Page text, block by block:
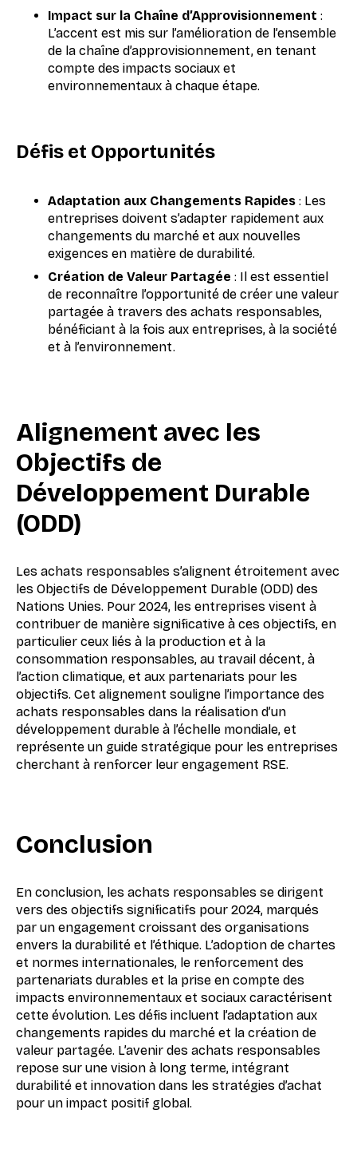
Impact sur la Chaîne d’Approvisionnement :
L’accent est mis sur l’amélioration de l’ensemble
de la chaîne d’approvisionnement, en tenant
compte des impacts sociaux et
environnementaux à chaque étape.
Défis et Opportunités
Adaptation aux Changements Rapides : Les
entreprises doivent s’adapter rapidement aux
changements du marché et aux nouvelles
exigences en matière de durabilité.
Création de Valeur Partagée : Il est essentiel
de reconnaître l’opportunité de créer une valeur
partagée à travers des achats responsables,
bénéficiant à la fois aux entreprises, à la société
et à l’environnement.
Alignement avec les
Objectifs de
Développement Durable
(ODD)
Les achats responsables s’alignent étroitement avec
les Objectifs de Développement Durable (ODD) des
Nations Unies. Pour 2024, les entreprises visent à
contribuer de manière significative à ces objectifs, en
particulier ceux liés à la production et à la
consommation responsables, au travail décent, à
l’action climatique, et aux partenariats pour les
objectifs. Cet alignement souligne l’importance des
achats responsables dans la réalisation d’un
développement durable à l’échelle mondiale, et
représente un guide stratégique pour les entreprises
cherchant à renforcer leur engagement RSE.
Conclusion
En conclusion, les achats responsables se dirigent
vers des objectifs significatifs pour 2024, marqués
par un engagement croissant des organisations
envers la durabilité et l’éthique. L’adoption de chartes
et normes internationales, le renforcement des
partenariats durables et la prise en compte des
impacts environnementaux et sociaux caractérisent
cette évolution. Les défis incluent l’adaptation aux
changements rapides du marché et la création de
valeur partagée. L’avenir des achats responsables
repose sur une vision à long terme, intégrant
durabilité et innovation dans les stratégies d’achat
pour un impact positif global.